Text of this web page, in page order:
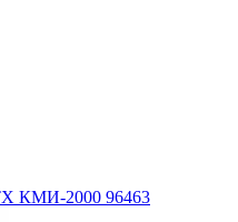
КМИ-2000 96463